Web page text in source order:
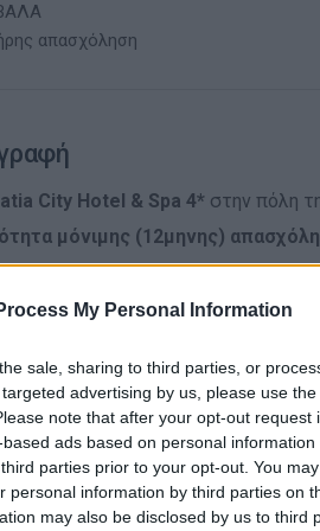
My Personal Information
sale, sharing to third parties, or
advertising by us, please use
note that after your opt-out request
ads based on personal
parties prior to your opt-out. You
personal information by third parties on
may also be disclosed by us to third
απασχόληση
City Hotel & Spa 4* στην πόλη
μόνιμης (12μηνης)
Προσόντα
προϋπηρεσία σε αντίστοιχη
υπευθυνότητα & συνέπεια
προσοχή στη λεπτομέρεια
σύμφωνα με τα πρότυπα και
και να καθαρίζει τα